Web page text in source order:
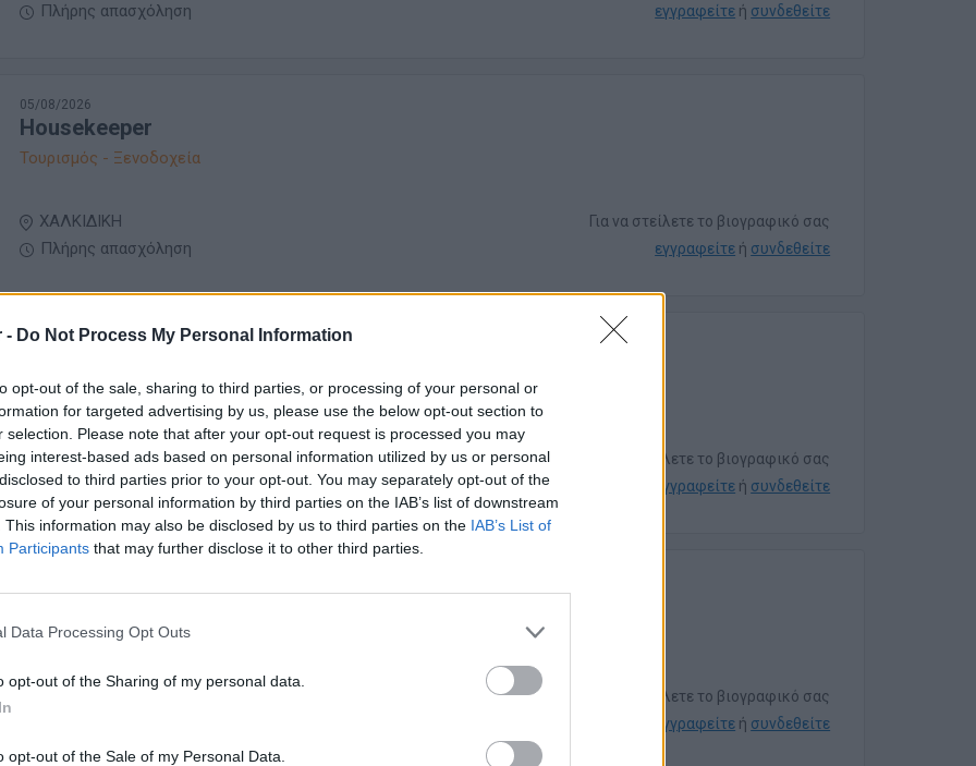
- Do Not Process My Personal Information
opt-out of the sale, sharing to third parties, or processing of your personal or
for targeted advertising by us, please use the below opt-out section to
selection. Please note that after your opt-out request is processed you may
interest-based ads based on personal information utilized by us or personal
to third parties prior to your opt-out. You may separately opt-out of the
of your personal information by third parties on the IAB’s list of downstream
This information may also be disclosed by us to third parties on the IAB’s List of
Participants that may further disclose it to other third parties.
Data Processing Opt Outs
opt-out of the Sharing of my personal data.
opt-out of the Sale of my Personal Data.
Πλήρης απασχόληση
εγγραφείτε ή συνδεθείτε
05/08/2026
Housekeeper
Τουρισμός - Ξενοδοχεία
ΧΑΛΚΙΔΙΚΗ
Πλήρης απασχόληση
Για να στείλετε το βιογραφικό σας
εγγραφείτε ή συνδεθείτε
05/08/2026
Τουρισμός - Ξενοδοχεία
ΧΑΛΚΙΔΙΚΗ
Πλήρης απασχόληση
Για να στείλετε το βιογραφικό σας
εγγραφείτε ή συνδεθείτε
Καμαριέρα
Τουρισμός - Ξενοδοχεία
Για να στείλετε το βιογραφικό σας
εγγραφείτε ή συνδεθείτε